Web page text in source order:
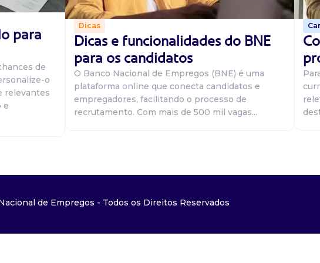
para
de
o
relevantes
e
Dicas
Dicas e funcionalidades do BNE
para os candidatos
O Banco Nacional de Empregos (BNE) é uma
plataforma online que conecta candidatos e
empregadores, facilitando o processo de
recrutamento. Com mais de 500 mil vagas...
de Empregos - Todos os Direitos Reservados